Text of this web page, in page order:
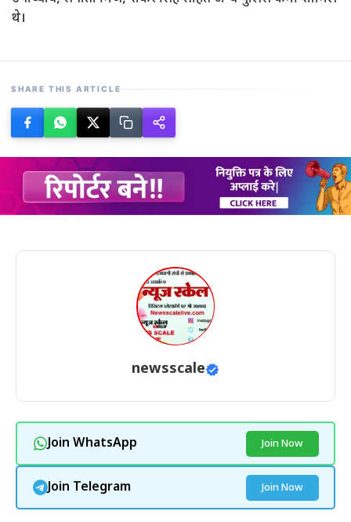
थे।
SHARE THIS ARTICLE
newsscale
Join WhatsApp Join Now
Join Telegram Join Now